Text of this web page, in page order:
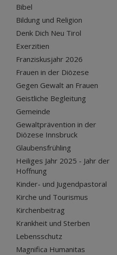
Bibel
Bildung und Religion
Denk Dich Neu Tirol
Exerzitien
Franziskusjahr 2026
Frauen in der Diözese
Gegen Gewalt an Frauen
Geistliche Begleitung
Gemeinde
Gewaltprävention in der
Diözese Innsbruck
Glaubensfrühling
Heiliges Jahr 2025 - Jahr der
Hoffnung
Kinder- und Jugendpastoral
Kirche und Tourismus
Kirchenbeitrag
Krankheit und Sterben
Lebensschutz
Magnifica Humanitas